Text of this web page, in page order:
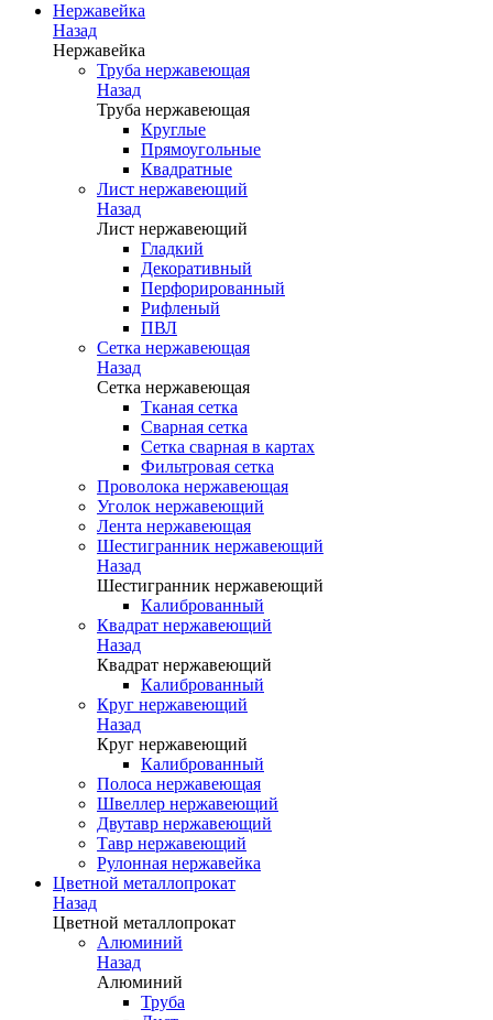
Нержавейка
Назад
Нержавейка
Труба нержавеющая
Назад
Труба нержавеющая
Круглые
Прямоугольные
Квадратные
Лист нержавеющий
Назад
Лист нержавеющий
Гладкий
Декоративный
Перфорированный
Рифленый
ПВЛ
Сетка нержавеющая
Назад
Сетка нержавеющая
Тканая сетка
Сварная сетка
Сетка сварная в картах
Фильтровая сетка
Проволока нержавеющая
Уголок нержавеющий
Лента нержавеющая
Шестигранник нержавеющий
Назад
Шестигранник нержавеющий
Калиброванный
Квадрат нержавеющий
Назад
Квадрат нержавеющий
Калиброванный
Круг нержавеющий
Назад
Круг нержавеющий
Калиброванный
Полоса нержавеющая
Швеллер нержавеющий
Двутавр нержавеющий
Тавр нержавеющий
Рулонная нержавейка
Цветной металлопрокат
Назад
Цветной металлопрокат
Алюминий
Назад
Алюминий
Труба